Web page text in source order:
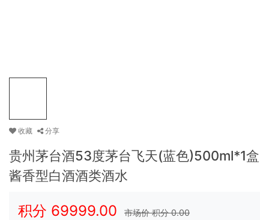
收藏 分享
贵州茅台酒53度茅台飞天(蓝色)500ml*1盒
酱香型白酒酒类酒水
积分 69999.00 市场价 积分0.00